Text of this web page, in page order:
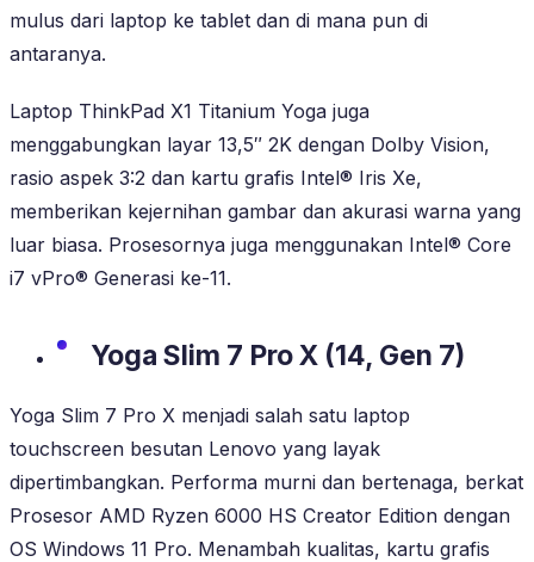
mulus dari laptop ke tablet dan di mana pun di
antaranya.
Laptop ThinkPad X1 Titanium Yoga juga
menggabungkan layar 13,5″ 2K dengan Dolby Vision,
rasio aspek 3:2 dan kartu grafis Intel® Iris Xe,
memberikan kejernihan gambar dan akurasi warna yang
luar biasa. Prosesornya juga menggunakan Intel® Core
i7 vPro® Generasi ke-11.
Yoga Slim 7 Pro X (14, Gen 7)
Yoga Slim 7 Pro X menjadi salah satu laptop
touchscreen besutan Lenovo yang layak
dipertimbangkan. Performa murni dan bertenaga, berkat
Prosesor AMD Ryzen 6000 HS Creator Edition dengan
OS Windows 11 Pro. Menambah kualitas, kartu grafis